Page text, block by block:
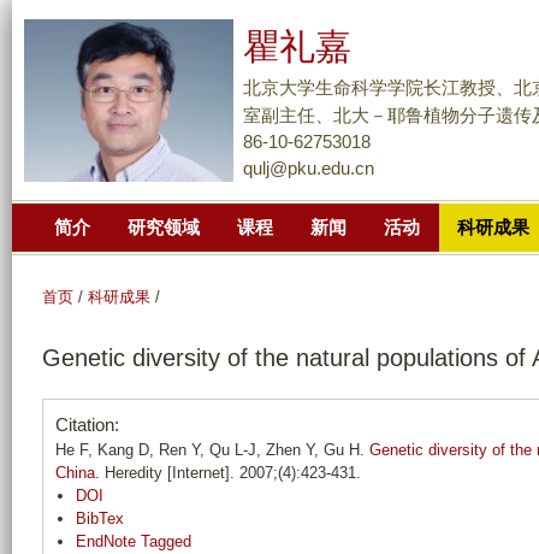
到
页
主
要
分
瞿礼嘉
北京大学生命科学学院长江教授、
室副主任、北大－耶鲁植物分子遗
86-10-62753018
qulj@pku.edu.cn
简介 研究领域 课程 新闻 活动 科研成果
首页 / 科研成果 /
Genetic diversity of the natural populations of
Citation:
He F, Kang D, Ren Y, Qu L-J, Zhen Y, Gu H. Genetic diversity of the
China. Heredity [Internet]. 2007;(4):423-431.
DOI
BibTex
EndNote Tagged